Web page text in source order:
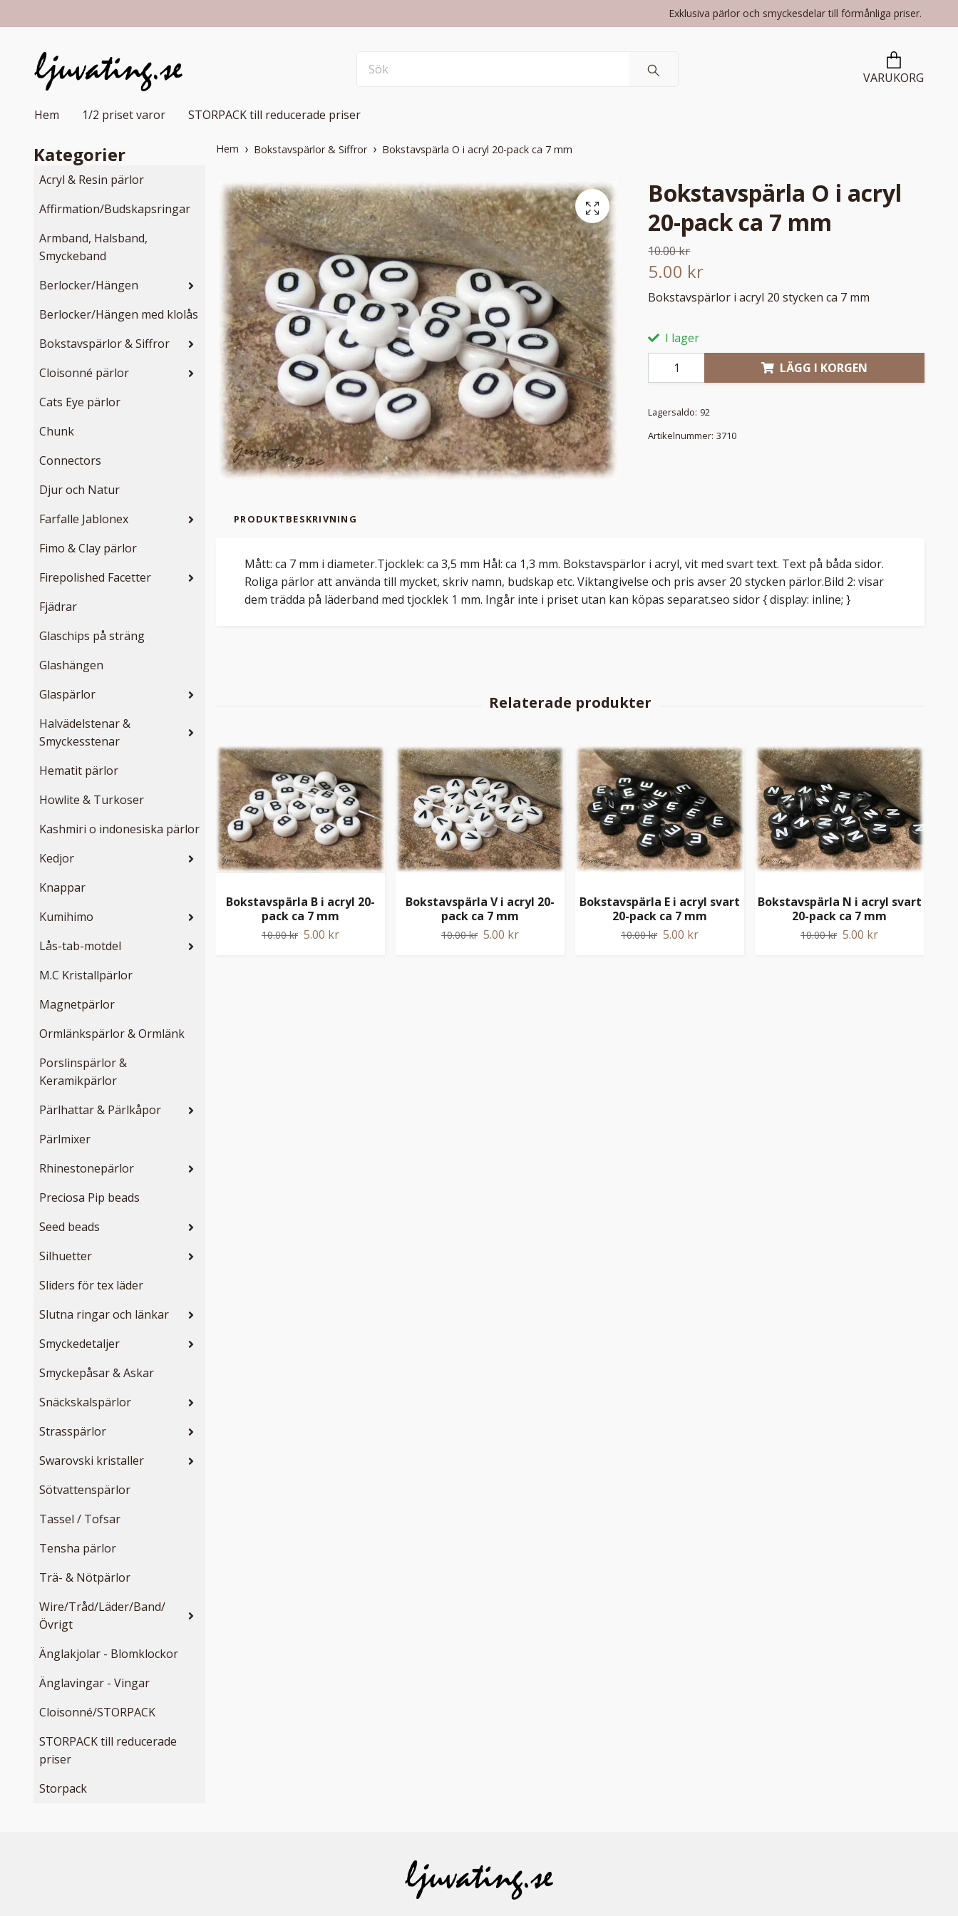
Exklusiva pärlor och smyckesdelar till förmånliga priser.
VARUKORG
Hem 1/2 priset varor STORPACK till reducerade priser
Kategorier
Acryl & Resin pärlor
Affirmation/Budskapsringar
Armband, Halsband,
Smyckeband
Berlocker/Hängen
Berlocker/Hängen med klolås
Bokstavspärlor & Siffror
Cloisonné pärlor
Cats Eye pärlor
Chunk
Connectors
Djur och Natur
Farfalle Jablonex
Fimo & Clay pärlor
Firepolished Facetter
Fjädrar
Glaschips på sträng
Glashängen
Glaspärlor
Halvädelstenar &
Smyckesstenar
Hematit pärlor
Howlite & Turkoser
Kashmiri o indonesiska pärlor
Kedjor
Knappar
Kumihimo
Lås-tab-motdel
M.C Kristallpärlor
Magnetpärlor
Ormlänkspärlor & Ormlänk
Porslinspärlor &
Keramikpärlor
Pärlhattar & Pärlkåpor
Pärlmixer
Rhinestonepärlor
Preciosa Pip beads
Seed beads
Silhuetter
Sliders för tex läder
Slutna ringar och länkar
Smyckedetaljer
Smyckepåsar & Askar
Snäckskalspärlor
Strasspärlor
Swarovski kristaller
Sötvattenspärlor
Tassel / Tofsar
Tensha pärlor
Trä- & Nötpärlor
Wire/Tråd/Läder/Band/
Övrigt
Änglakjolar - Blomklockor
Änglavingar - Vingar
Cloisonné/STORPACK
STORPACK till reducerade
priser
Storpack
Hem Bokstavspärlor & Siffror Bokstavspärla O i acryl 20-pack ca 7 mm
Bokstavspärla O i acryl
20-pack ca 7 mm
10.00 kr
5.00 kr
Bokstavspärlor i acryl 20 stycken ca 7 mm
I lager
LÄGG I KORGEN
Lagersaldo: 92
Artikelnummer: 3710
PRODUKTBESKRIVNING
Mått: ca 7 mm i diameter.Tjocklek: ca 3,5 mm Hål: ca 1,3 mm. Bokstavspärlor i acryl, vit med svart text. Text på båda sidor.
Roliga pärlor att använda till mycket, skriv namn, budskap etc. Viktangivelse och pris avser 20 stycken pärlor.Bild 2: visar
dem trädda på läderband med tjocklek 1 mm. Ingår inte i priset utan kan köpas separat.seo sidor { display: inline; }
Bokstavspärla B i acryl 20-
pack ca 7 mm
10.00 kr 5.00 kr
Bokstavspärla V i acryl 20-
pack ca 7 mm
10.00 kr 5.00 kr
Bokstavspärla E i acryl svart
20-pack ca 7 mm
10.00 kr 5.00 kr
Bokstavspärla N i acryl svart
20-pack ca 7 mm
10.00 kr 5.00 kr